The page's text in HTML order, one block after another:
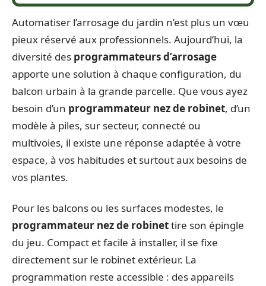
Automatiser l’arrosage du jardin n’est plus un vœu
pieux réservé aux professionnels. Aujourd’hui, la
diversité des programmateurs d’arrosage
apporte une solution à chaque configuration, du
balcon urbain à la grande parcelle. Que vous ayez
besoin d’un programmateur nez de robinet, d’un
modèle à piles, sur secteur, connecté ou
multivoies, il existe une réponse adaptée à votre
espace, à vos habitudes et surtout aux besoins de
vos plantes.
Pour les balcons ou les surfaces modestes, le
programmateur nez de robinettire son épingle
du jeu. Compact et facile à installer, il se fixe
directement sur le robinet extérieur. La
programmation reste accessible : des appareils